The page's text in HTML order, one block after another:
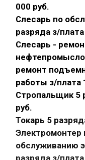
000 руб.
Слесарь по
разряда з/
Слесарь -
ремонт
работы з/плата
Стропальщик 5
руб.
Токарь 5
Электромонтер
обслуживанию
разряда з/